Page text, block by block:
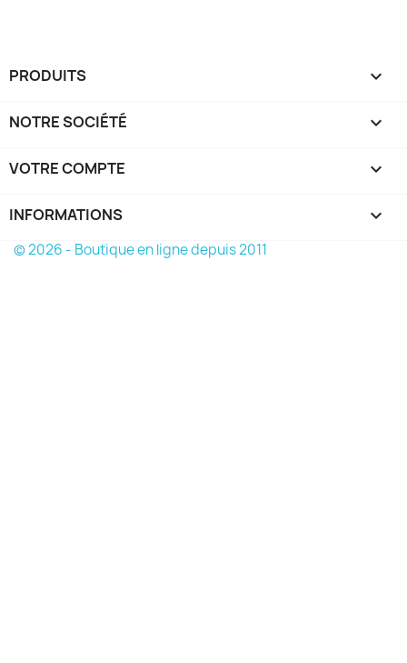
PRODUITS 
NOTRE SOCIÉTÉ 
VOTRE COMPTE 
INFORMATIONS keyboard_arrow_down
© 2026 - Boutique en ligne depuis 2011